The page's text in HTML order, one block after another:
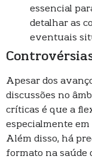
essencial
detalhar as
eventuais
Apesar dos
discussões no
críticas é que a
especialmente em
Além disso, há
formato na saúde